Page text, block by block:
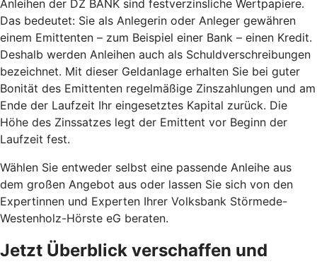
Anleihen der DZ BANK sind festverzinsliche Wertpapiere.
Das bedeutet: Sie als Anlegerin oder Anleger gewähren
einem Emittenten – zum Beispiel einer Bank – einen Kredit.
Deshalb werden Anleihen auch als Schuldverschreibungen
bezeichnet. Mit dieser Geldanlage erhalten Sie bei guter
Bonität des Emittenten regelmäßige Zinszahlungen und am
Ende der Laufzeit Ihr eingesetztes Kapital zurück. Die
Höhe des Zinssatzes legt der Emittent vor Beginn der
Laufzeit fest.
Wählen Sie entweder selbst eine passende Anleihe aus
dem großen Angebot aus oder lassen Sie sich von den
Expertinnen und Experten Ihrer Volksbank Störmede-
Westenholz-Hörste eG beraten.
Jetzt Überblick verschaffen und